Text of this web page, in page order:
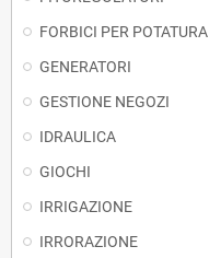
FORBICI PER POTATURA
GENERATORI
GESTIONE NEGOZI
IDRAULICA
GIOCHI
IRRIGAZIONE
IRRORAZIONE